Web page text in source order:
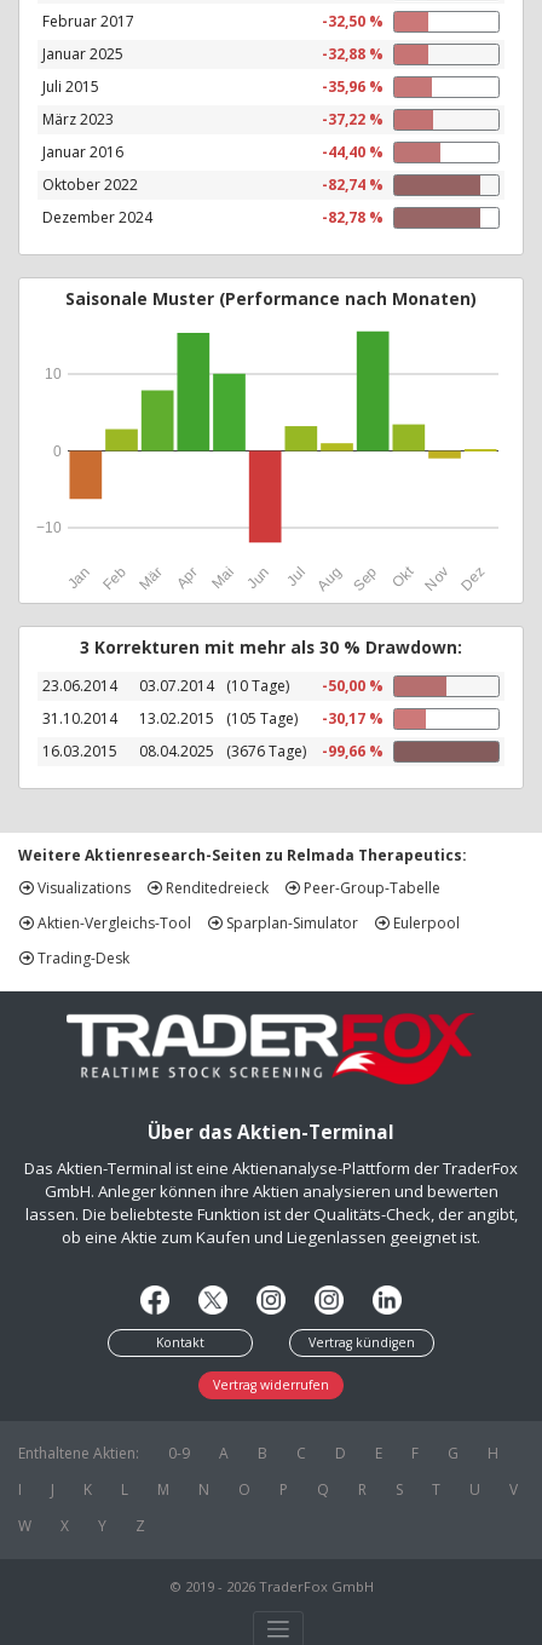
Februar 2017
-32,50 %
Januar 2025
-32,88 %
Juli 2015
-35,96 %
März 2023
-37,22 %
Januar 2016
-44,40 %
Oktober 2022
-82,74 %
Dezember 2024
-82,78 %
Saisonale Muster (Performance nach Monaten)
Jan Feb Mär Apr Mai Jun Jul Aug Sep Okt Nov Dez
−10
0
10
3 Korrekturen mit mehr als 30 % Drawdown:
23.06.2014 03.07.2014 (10 Tage)
-50,00 %
31.10.2014
13.02.2015 (105 Tage)
-30,17 %
16.03.2015
08.04.2025 (3676 Tage) -99,66 %
Weitere Aktienresearch-Seiten zu Relmada Therapeutics:
Visualizations
Renditedreieck
Peer-Group-Tabelle
Aktien-Vergleichs-Tool
Sparplan-Simulator
Eulerpool
Trading-Desk
Über das Aktien-Terminal
Das Aktien-Terminal ist eine Aktienanalyse-Plattform der TraderFox
GmbH. Anleger können ihre Aktien analysieren und bewerten
lassen. Die beliebteste Funktion ist der Qualitäts-Check, der angibt,
ob eine Aktie zum Kaufen und Liegenlassen geeignet ist.
Kontakt Vertrag kündigen
Vertrag widerrufen
Enthaltene Aktien: 0-9 A B C D E F G
H
I
J K L M N O P Q R S T U
V
W
X Y Z
© 2019 - 2026 TraderFox GmbH